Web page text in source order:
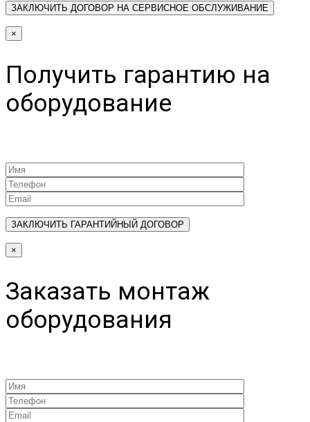
×
Получить гарантию на
оборудование
×
Заказать монтаж
оборудования